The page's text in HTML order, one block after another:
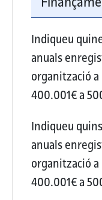
Indiqueu
anuals
organització
400.001€ a
Indiqueu
anuals
organització
400.001€ a